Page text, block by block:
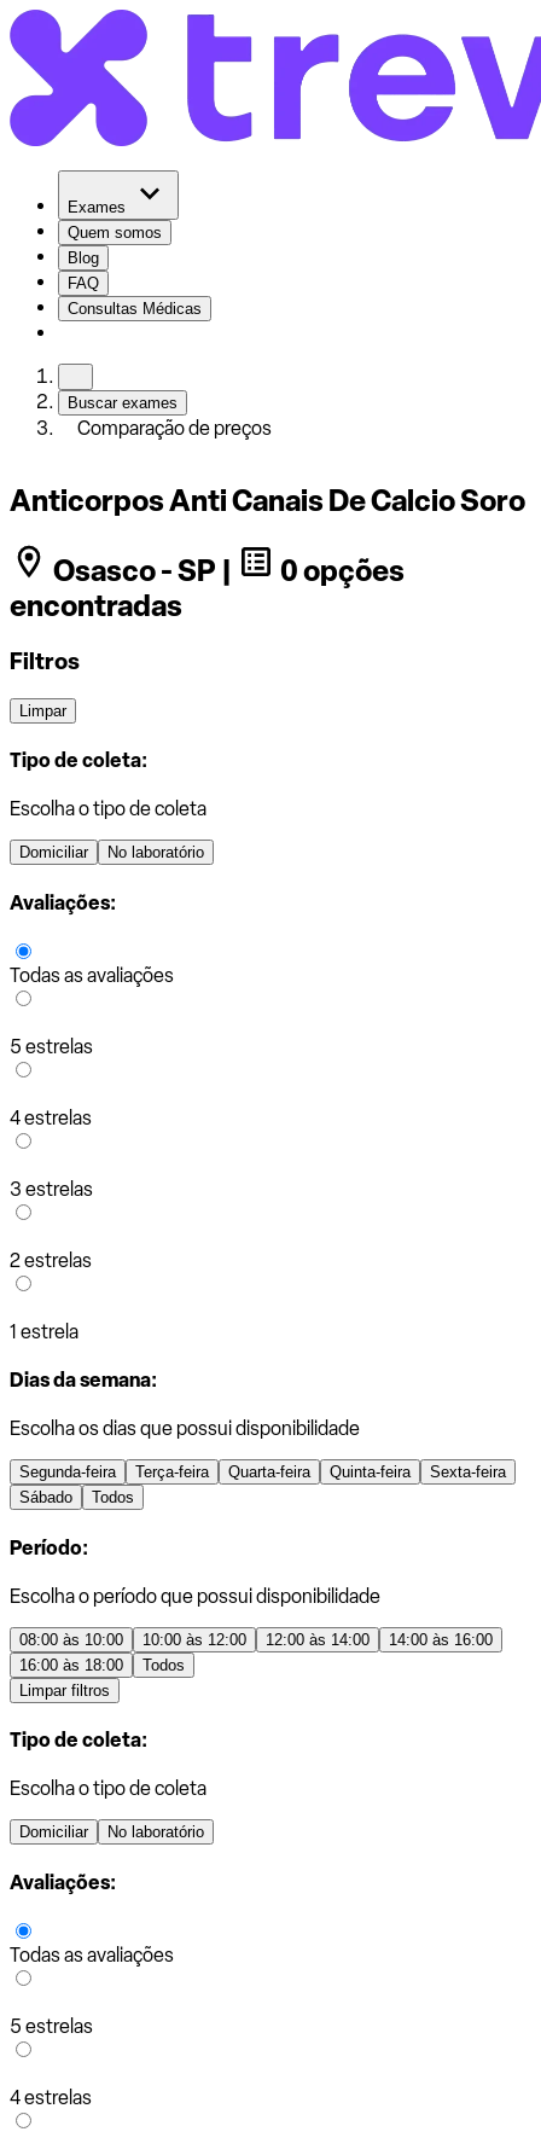
Exames
Quem somos
Blog
FAQ
Consultas Médicas
Buscar exames
Comparação de preços
Anticorpos Anti Canais De Calcio Soro
Osasco - SP |
0 opções
encontradas
Filtros
Limpar
Tipo de coleta:
Escolha o tipo de coleta
Domiciliar No laboratório
Avaliações:
Todas as avaliações
5 estrelas
4 estrelas
3 estrelas
2 estrelas
1 estrela
Dias da semana:
Escolha os dias que possui disponibilidade
Segunda-feira Terça-feira Quarta-feira Quinta-feira
Sexta-feira
Sábado
Todos
Período:
Escolha o período que possui disponibilidade
08:00 às 10:00 10:00 às 12:00 12:00 às 14:00
14:00 às 16:00
16:00 às 18:00
Todos
Limpar filtros
Tipo de coleta:
Escolha o tipo de coleta
Domiciliar No laboratório
Avaliações:
Todas as avaliações
5 estrelas
4 estrelas